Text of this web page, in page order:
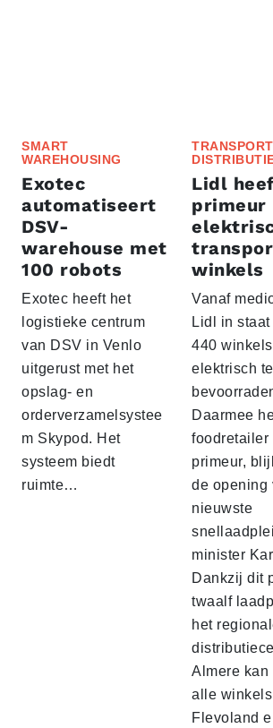
SMART
WAREHOUSING
Exotec
automatiseert
DSV-
warehouse met
100 robots
Exotec heeft het
logistieke centrum
van DSV in Venlo
uitgerust met het
opslag- en
orderverzamelsystee
m Skypod. Het
systeem biedt
ruimte…
Lidl
primeur
winkels
Vanaf
Lidl in
440 winkels
elektrisch te
Daarmee
foodretailer
primeur,
de opening
nieuwste
minister
Dankzij dit
twaalf
het
Almere
alle
Flevoland